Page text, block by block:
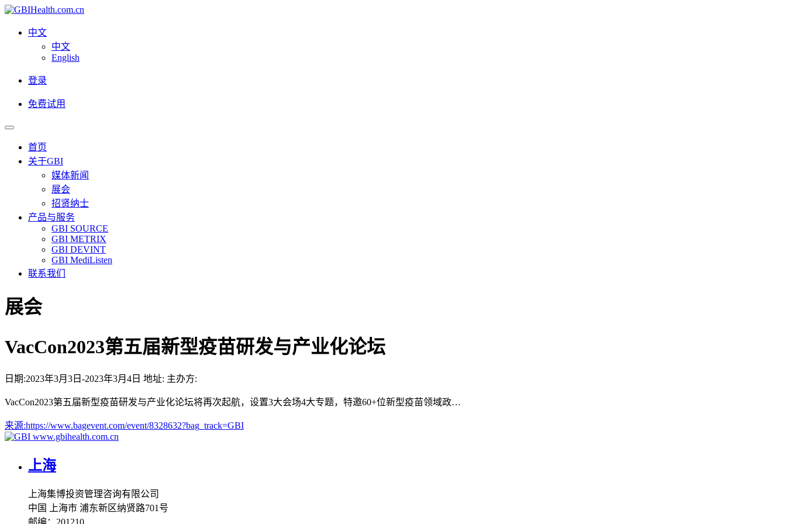
中文
中文
English
登录
免费试用
首页
关于GBI
媒体新闻
展会
招贤纳士
产品与服务
GBI SOURCE
GBI METRIX
GBI DEVINT
GBI MediListen
联系我们
展会
VacCon2023第五届新型疫苗研发与产业化论坛
日期:2023年3月3日-2023年3月4日 地址: 主办方:
VacCon2023第五届新型疫苗研发与产业化论坛将再次起航，设置3大会场4大专题，特邀60+位新型疫苗领域政…
来源:https://www.bagevent.com/event/8328632?bag_track=GBI
www.gbihealth.com.cn
上海
上海集博投资管理咨询有限公司
中国 上海市 浦东新区纳贤路701号